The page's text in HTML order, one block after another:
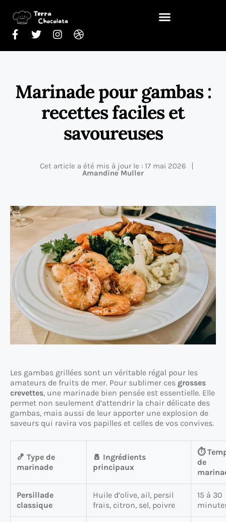
Marinade pour gambas :
recettes faciles et
savoureuses
Cet article a été mis à jour le : 17 mai 2026
Amandine Muller
Les gambas grillées sont un véritable régal pour les
amateurs de fruits de mer. Pour sublimer ces grosses
crevettes, une marinade bien pensée est essentielle. Elle
permet non seulement d’attendrir la chair délicate des
gambas, mais aussi de leur apporter une explosion de
saveurs qui ravira vos papilles et celles de vos convives.
🍤 Type de
marinade
🧂 Ingrédients
principaux
⏱️
de
Persillade
classique
Huile d’olive, ail, persil
frais, citron, sel, poivre
15 à 30